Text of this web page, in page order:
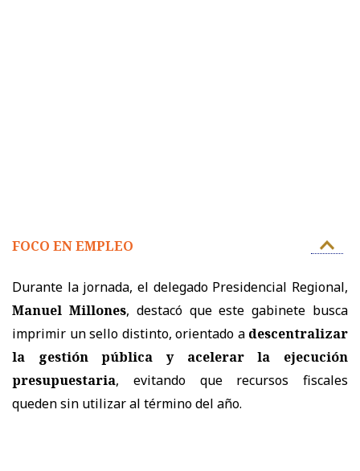
FOCO EN EMPLEO
Durante la jornada, el delegado Presidencial Regional,
Manuel Millones, destacó que este gabinete busca
imprimir un sello distinto, orientado a descentralizar
la gestión pública y acelerar la ejecución
presupuestaria, evitando que recursos fiscales
queden sin utilizar al término del año.